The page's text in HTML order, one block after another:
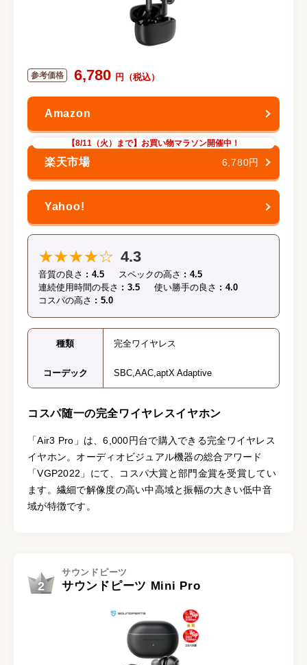
6,780
【8/11（火）まで】お買い物マラソン開催中！
6,780円
★★★★☆ 4.3
音質の良さ 4.5 スペックの高さ
4.5
連続使用時間の長さ
3.5 使い勝手の良さ
4.0
コスパの高さ
5.0
種類 完全ワイヤレス
コーデック SBC,AAC,aptX Adaptive
コスパ随一の完全ワイヤレスイヤホン
「Air3 Pro」は、6,000円台で購入できる完全ワイヤレス
イヤホン。オーディオビジュアル機器の総合アワード
「VGP2022」にて、コスパ大賞と部門金賞を受賞してい
ます。繊細で解像度の高い中高域と振幅の大きい低中音
域が特徴です。
2
サウンドピーツ
サウンドピーツ Mini Pro